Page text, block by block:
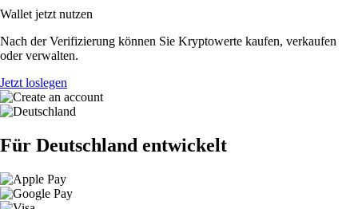
Wallet jetzt nutzen
Nach der Verifizierung können Sie Kryptowerte kaufen, verkaufen
oder verwalten.
Jetzt loslegen
Für Deutschland entwickelt